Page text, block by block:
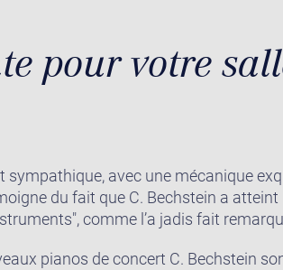
pour votre
sympathique, avec une mécanique
du fait que C. Bechstein a atteint
comme l’a jadis fait
pianos de concert C. Bechstein